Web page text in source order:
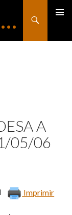
Julián Schvindlerman
A
05/06
Imprimir